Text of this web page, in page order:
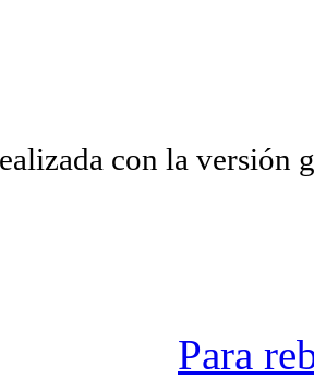
con la versión
Para